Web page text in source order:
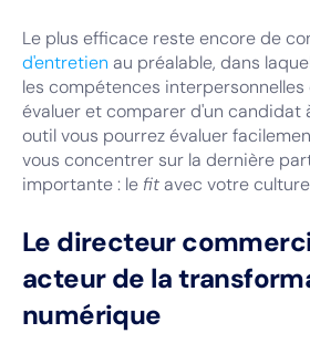
Le plus efficace reste encore de
d'entretien au préalable, dans
les compétences
évaluer et comparer d'un candidat
outil vous pourrez évaluer
vous concentrer sur la dernière
importante : le fitavec votre
Le directeur
acteur de la
numérique